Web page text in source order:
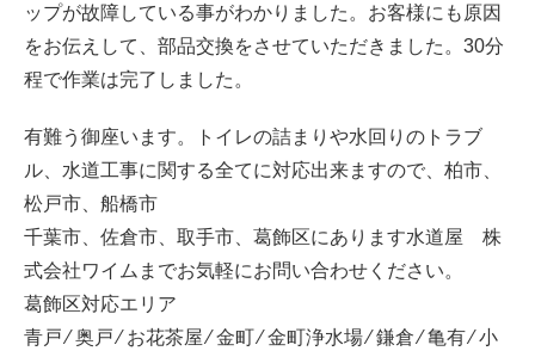
ップが故障している事がわかりました。お客様にも原因
をお伝えして、部品交換をさせていただきました。30分
程で作業は完了しました。
有難う御座います。トイレの詰まりや水回りのトラブ
ル、水道工事に関する全てに対応出来ますので、柏市、
松戸市、船橋市
千葉市、佐倉市、取手市、葛飾区にあります水道屋 株
式会社ワイムまでお気軽にお問い合わせください。
葛飾区対応エリア
青戸 ⁄ 奥戸 ⁄ お花茶屋 ⁄ 金町 ⁄ 金町浄水場 ⁄ 鎌倉 ⁄ 亀有 ⁄ 小